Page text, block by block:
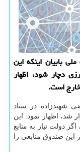
بابیان اینكه این
دچار شود، اظهار
است.
شهیدزاده در ستاد
شد، اظهار نمود: این
نیاز به منابع
این صندوق منابعی را